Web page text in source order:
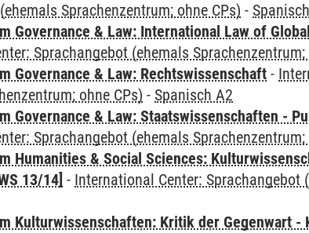
Sprachenzentrum; ohne CPs) -
Governance & Law: International Law of
Sprachangebot (ehemals Sprachenzentrum;
Governance & Law: Rechtswissenschaft -
ohne CPs) - Spanisch A2
Governance & Law: Staatswissenschaften -
Sprachangebot (ehemals Sprachenzentrum;
Humanities & Social Sciences:
13/14] - International Center: Sprachangebot
Kulturwissenschaften: Kritik der Gegenwart -